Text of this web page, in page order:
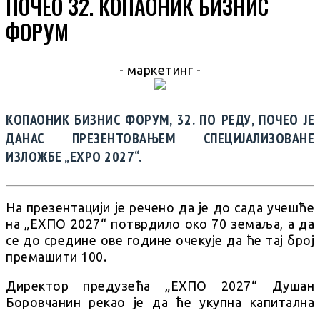
ФОРУМ
- маркетинг -
КОПАОНИК БИЗНИС ФОРУМ, 32. ПО РЕДУ, ПОЧЕО ЈЕ
ДАНАС ПРЕЗЕНТОВАЊЕМ СПЕЦИЈАЛИЗОВАНЕ
ИЗЛОЖБЕ „ЕXPO 2027“.
На презентацији је речено да је до сада учешће
на „ЕXПО 2027“ потврдило око 70 земаља, а да
се до средине ове године очекује да ће тај број
премашити 100.
Директор предузећа „ЕXПО 2027“ Душан
Боровчанин рекао је да ће укупна капитална